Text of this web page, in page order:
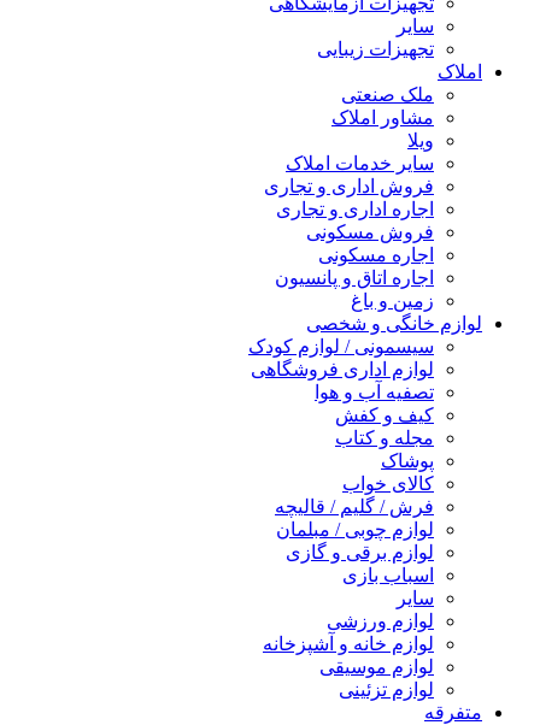
سایر
تجهیزات زیبایی
املاک
ملک صنعتی
مشاور املاک
ویلا
سایر خدمات املاک
فروش اداری و تجاری
اجاره اداری و تجاری
فروش مسکونی
اجاره مسکونی
اجاره اتاق و پانسیون
زمین و باغ
لوازم خانگی و شخصی
سیسمونی / لوازم کودک
لوازم اداری فروشگاهی
تصفیه آب و هوا
کیف و کفش
مجله و کتاب
پوشاک
کالای خواب
فرش / گلیم / قالیچه
لوازم چوبی / مبلمان
لوازم برقی و گازی
اسباب بازی
سایر
لوازم ورزشی
لوازم خانه و آشپزخانه
لوازم موسیقی
لوازم تزئینی
متفرقه